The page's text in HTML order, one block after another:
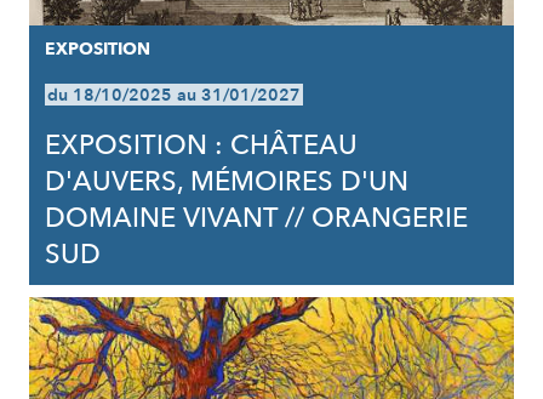
EXPOSITION
du 18/10/2025 au 31/01/2027
EXPOSITION : CHÂTEAU
D'AUVERS, MÉMOIRES D'UN
DOMAINE VIVANT // ORANGERIE
SUD